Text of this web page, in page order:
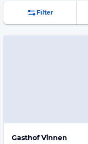
Filter
Gasthof Vinnen